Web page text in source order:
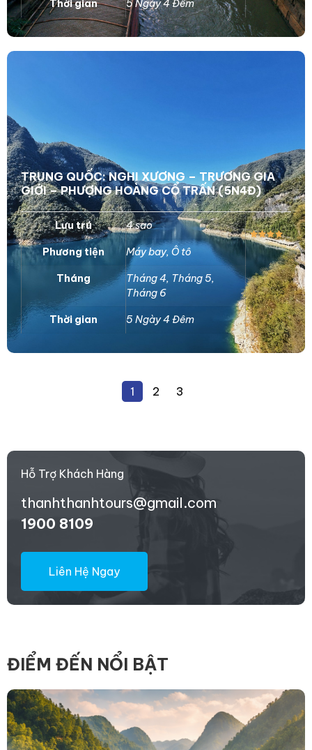
Thời gian 5 Ngày 4 Đêm
TRUNG QUỐC: NGHI XƯƠNG – TRƯƠNG GIA
GIỚI – PHƯỢNG HOÀNG CỔ TRẤN (5N4Đ)
Lưu trú 4 sao
Phương tiện Máy bay, Ô tô
Tháng Tháng 4, Tháng 5,
Tháng 6
Thời gian 5 Ngày 4 Đêm
1 2 3
Hỗ Trợ Khách Hàng
thanhthanhtours@gmail.com
1900 8109
Liên Hệ Ngay
ĐIỂM ĐẾN NỔI BẬT